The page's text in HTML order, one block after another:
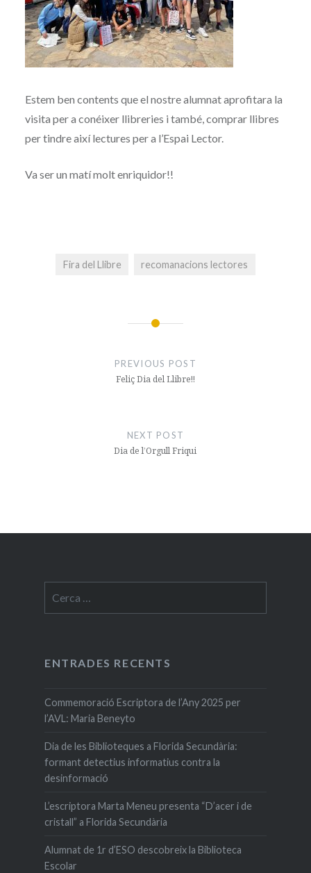
Estem ben contents que el nostre alumnat aprofitara la
visita per a conéixer llibreries i també, comprar llibres
per tindre així lectures per a l’Espai Lector.
Va ser un matí molt enriquidor!!
Fira del Llibre recomanacions lectores
PREVIOUS POST
Feliç Dia del Llibre!!
NEXT POST
Dia de l’Orgull Friqui
ENTRADES RECENTS
Commemoració Escriptora de l’Any 2025 per
l’AVL: Maria Beneyto
Dia de les Biblioteques a Florida Secundària:
formant detectius informatius contra la
desinformació
L’escriptora Marta Meneu presenta “D’acer i de
cristall” a Florida Secundària
Alumnat de 1r d’ESO descobreix la Biblioteca
Escolar